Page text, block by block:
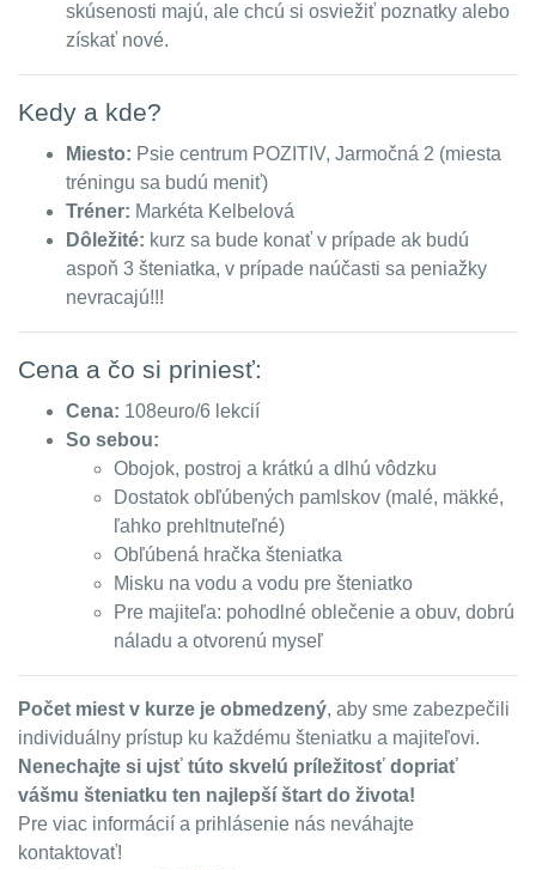
skúsenosti majú, ale chcú si osviežiť poznatky alebo
získať nové.
Kedy a kde?
Miesto: Psie centrum POZITIV, Jarmočná 2 (miesta
tréningu sa budú meniť)
Tréner: Markéta Kelbelová
Dôležité: kurz sa bude konať v prípade ak budú
aspoň 3 šteniatka, v prípade naúčasti sa peniažky
nevracajú!!!
Cena a čo si priniesť:
Cena: 108euro/6 lekcií
So sebou:
Obojok, postroj a krátkú a dlhú vôdzku
Dostatok obľúbených pamlskov (malé, mäkké,
ľahko prehltnuteľné)
Obľúbená hračka šteniatka
Misku na vodu a vodu pre šteniatko
Pre majiteľa: pohodlné oblečenie a obuv, dobrú
náladu a otvorenú myseľ
Počet miest v kurze je obmedzený, aby sme zabezpečili
individuálny prístup ku každému šteniatku a majiteľovi.
Nenechajte si ujsť túto skvelú príležitosť dopriať
vášmu šteniatku ten najlepší štart do života!
Pre viac informácií a prihlásenie nás neváhajte
kontaktovať!